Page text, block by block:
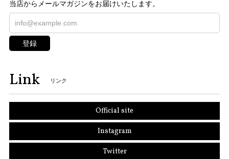
当店からメールマガジンをお届けいたします。
登録
Link リンク
Official site
Instagram
Twitter